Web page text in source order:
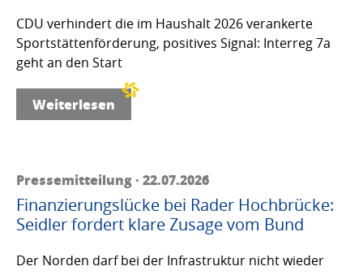
CDU verhindert die im Haushalt 2026 verankerte
Sportstättenförderung, positives Signal: Interreg 7a
geht an den Start
Weiterlesen
Pressemitteilung · 22.07.2026
Finanzierungslücke bei Rader Hochbrücke:
Seidler fordert klare Zusage vom Bund
Der Norden darf bei der Infrastruktur nicht wieder